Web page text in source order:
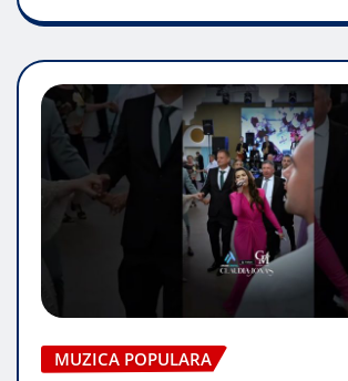
MUZICA POPULARA